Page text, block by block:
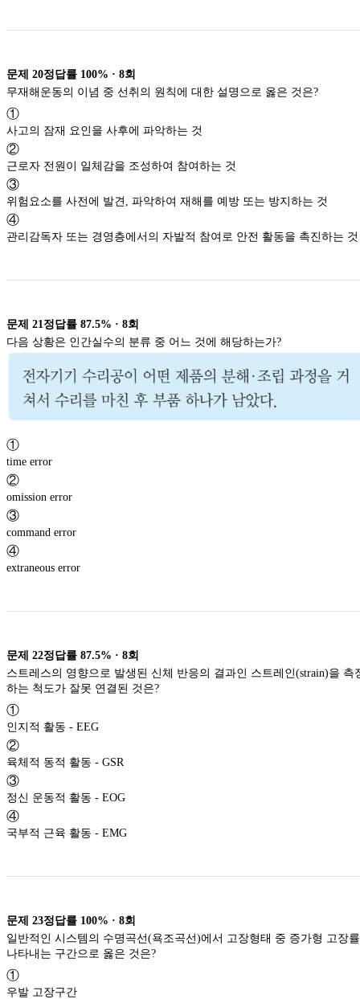
문제 20정답률 100% · 8회
무재해운동의 이념 중 선취의 원칙에 대한 설명으로 옳은 것은?
①
사고의 잠재 요인을 사후에 파악하는 것
②
근로자 전원이 일체감을 조성하여 참여하는 것
③
위험요소를 사전에 발견, 파악하여 재해를 예방 또는 방지하는 것
④
관리감독자 또는 경영층에서의 자발적 참여로 안전 활동을 촉진하는 것
문제 21 정답률 87.5% · 8회
다음 상황은 인간실수의 분류 중 어느 것에 해당하는가?
①
time error
②
omission error
③
command error
④
extraneous error
문제 22정답률 87.5% · 8회
스트레스의 영향으로 발생된 신체 반응의 결과인 스트레인(strain)을 측
하는 척도가 잘못 연결된 것은?
①
인지적 활동 - EEG
②
육체적 동적 활동 - GSR
③
정신 운동적 활동 - EOG
④
국부적 근육 활동 - EMG
문제 23정답률 100% · 8회
일반적인 시스템의 수명곡선(욕조곡선)에서 고장형태 중 증가형 고장
나타내는 구간으로 옳은 것은?
①
우발 고장구간